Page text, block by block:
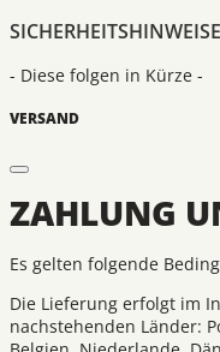
SICHERHEITSHINWEISE
- Diese folgen in Kürze -
VERSAND
ZAHLUNG
Es gelten folgende
Die Lieferung erfolgt im
nachstehenden Länder: